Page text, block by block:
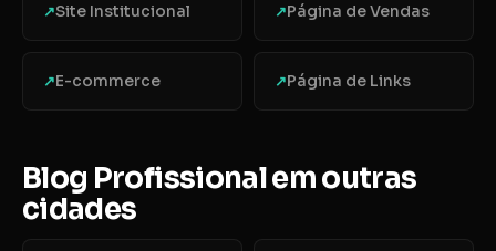
↗Site Institucional ↗Página de Vendas
↗E-commerce ↗Página de Links
Blog Profissional em outras
cidades